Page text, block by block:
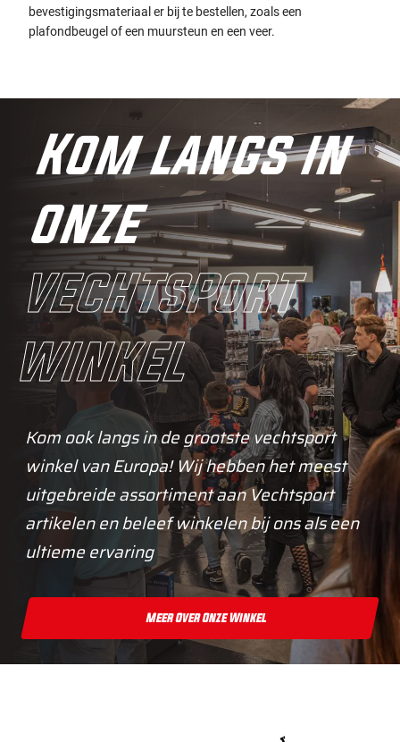
bevestigingsmateriaal er bij te bestellen, zoals een
plafondbeugel of een muursteun en een veer.
Kom langs in
onze
vechtsport
winkel
Kom ook langs in de grootste vechtsport
winkel van Europa! Wij hebben het meest
uitgebreide assortiment aan Vechtsport
artikelen en beleef winkelen bij ons als een
ultieme ervaring
Meer Over Onze Winkel